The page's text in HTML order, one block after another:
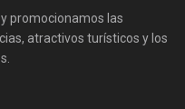
promocionamos las
atractivos turísticos y los